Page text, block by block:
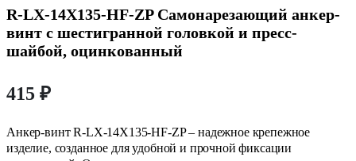
R-LX-14X135-HF-ZP Самонарезающий анкер-
винт с шестигранной головкой и пресс-
шайбой, оцинкованный
415 ₽
Анкер-винт R-LX-14X135-HF-ZP – надежное крепежное
изделие, созданное для удобной и прочной фиксации